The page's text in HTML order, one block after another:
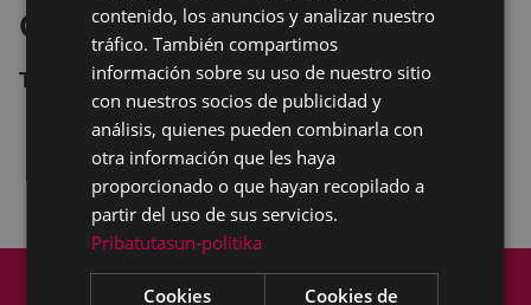
Cine en el Coliseo
Teatro Coliseo
CINCO METROS CUADRADOS
LA GUERRA DE LOS BOTONES22:30
Política de cookies
Contacto
SPANISH
contenido, los anuncios y analizar nuestro
tráfico. También compartimos
información sobre su uso de nuestro sitio
con nuestros socios de publicidad y
análisis, quienes pueden combinarla con
otra información que les haya
proporcionado o que hayan recopilado a
partir del uso de sus servicios.
Pribatutasun-politika
Cookies
Cookies de